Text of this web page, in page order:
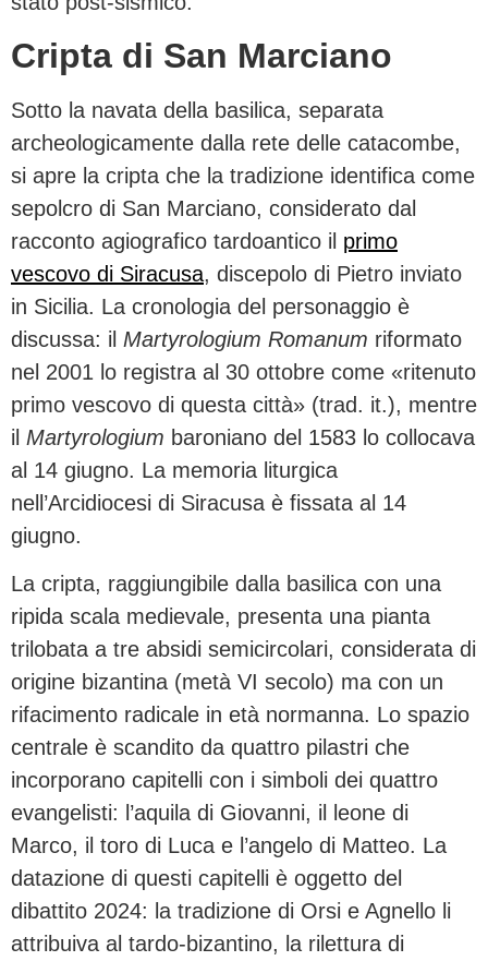
Cripta di San Marciano
Sotto la navata della basilica, separata
archeologicamente dalla rete delle catacombe,
si apre la cripta che la tradizione identifica come
sepolcro di San Marciano, considerato dal
racconto agiografico tardoantico il primo
vescovo di Siracusa, discepolo di Pietro inviato
in Sicilia. La cronologia del personaggio è
discussa: il Martyrologium Romanum riformato
nel 2001 lo registra al 30 ottobre come «ritenuto
primo vescovo di questa città» (trad. it.), mentre
il Martyrologium baroniano del 1583 lo collocava
al 14 giugno. La memoria liturgica
nell’Arcidiocesi di Siracusa è fissata al 14
giugno.
La cripta, raggiungibile dalla basilica con una
ripida scala medievale, presenta una pianta
trilobata a tre absidi semicircolari, considerata di
origine bizantina (metà VI secolo) ma con un
rifacimento radicale in età normanna. Lo spazio
centrale è scandito da quattro pilastri che
incorporano capitelli con i simboli dei quattro
evangelisti: l’aquila di Giovanni, il leone di
Marco, il toro di Luca e l’angelo di Matteo. La
datazione di questi capitelli è oggetto del
dibattito 2024: la tradizione di Orsi e Agnello li
attribuiva al tardo-bizantino, la rilettura di